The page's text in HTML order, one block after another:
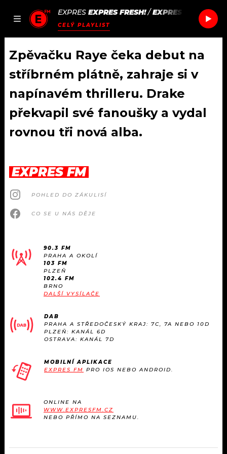
JAK
SEZNAM.CZ
EXPRES EXPRES FRESH!/EXPRES FRESH!
CELÝ PLAYLIST
DOMŮ
ČLÁNKY
AKTUÁLNĚ
#NEBUDUDOMA
KVÍZY
KULTURA
OSTATNÍ
PODCASTY
RÁDIO
APLIKACE
PLAYLIST
JAK NALADIT
SOUTĚŽE
Zpěvačku Raye čeka debut na
stříbrném plátně, zahraje si v
napínavém thrilleru. Drake
překvapil své fanoušky a vydal
rovnou tři nová alba.
EXPRES FM
POHLED DO ZÁKULISÍ
CO SE U NÁS DĚJE
90.3 FM
PRAHA A OKOLÍ
103 FM
PLZEŇ
102.4 FM
BRNO
DALŠÍ VYSÍLAČE
DAB
PRAHA A STŘEDOČESKÝ KRAJ: 7C, 7A NEBO 10D
PLZEŇ: KANÁL 6D
OSTRAVA: KANÁL 7D
MOBILNÍ APLIKACE
EXPRES FM PRO IOS NEBO ANDROID.
ONLINE NA
WWW.EXPRESFM.CZ
NEBO PŘÍMO NA SEZNAMU.